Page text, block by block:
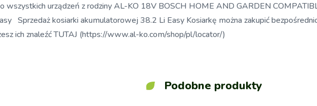
wszystkich urządzeń z rodziny AL-KO 18V BOSCH HOME AND GARDEN
Sprzedaż kosiarki akumulatorowej 38.2 Li Easy Kosiarkę można zakupić
ich znaleźć TUTAJ (https://www.al-ko.com/shop/pl/locator/)
Podobne produkty